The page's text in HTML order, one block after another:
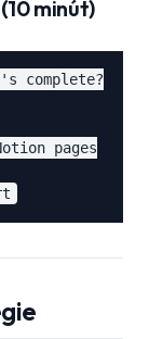
minút)
complete?
pages